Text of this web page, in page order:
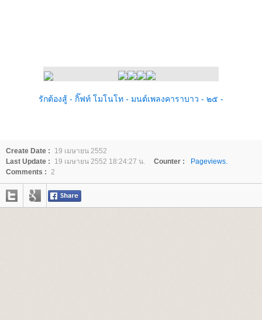
รักต้องสู้ - กิ๊ฟท์ โมโนโท - มนต์เพลงคาราบาว - ๒๕ -
Create Date :
19 เมษายน 2552
Last Update :
19 เมษายน 2552 18:24:27 น. Counter :
Pageviews.
Comments : 2